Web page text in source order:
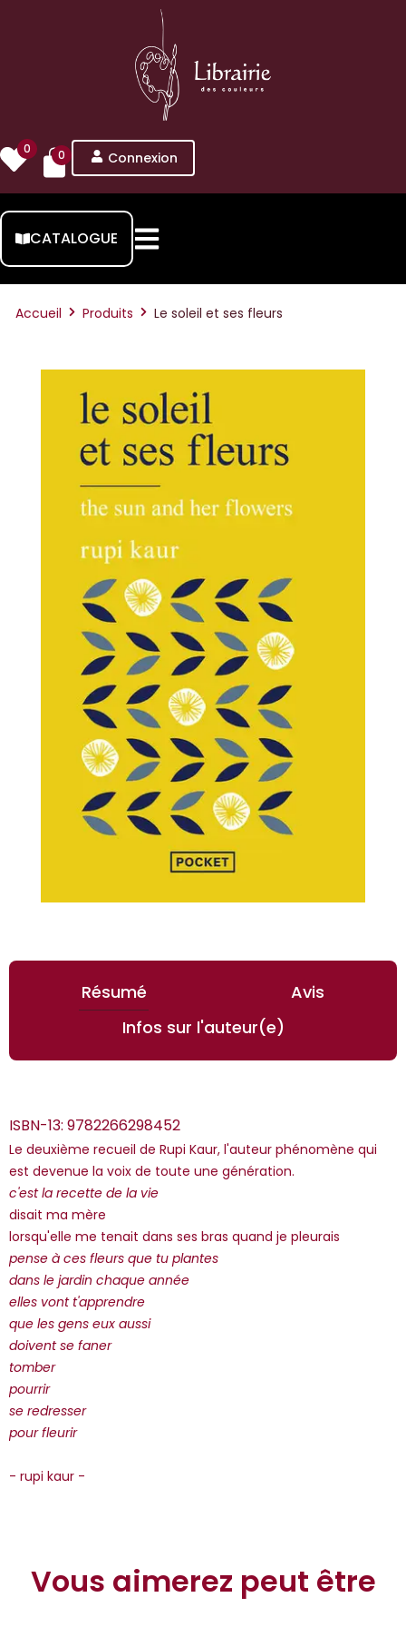
0 0 Connexion
CATALOGUE
Accueil Produits Le soleil et ses fleurs
Résumé
Avis
Infos sur l'auteur(e)
ISBN-13: 9782266298452
Le deuxième recueil de Rupi Kaur, l'auteur phénomène qui
est devenue la voix de toute une génération.
c'est la recette de la vie
disait ma mère
lorsqu'elle me tenait dans ses bras quand je pleurais
pense à ces fleurs que tu plantes
dans le jardin chaque année
elles vont t'apprendre
que les gens eux aussi
doivent se faner
tomber
pourrir
se redresser
pour fleurir
- rupi kaur -
*Guests cannot publish reviews
Vous aimerez peut être